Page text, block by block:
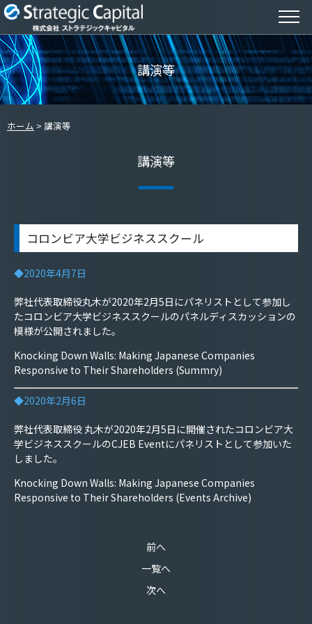
講演等
ホーム 講演等
講演等
コロンビア大学ビジネススクール
◆2020年4月7日
弊社代表取締役丸木が2020年2月5日にパネリストとして参加し
たコロンビア大学ビジネススクールのパネルディスカッションの
模様が公開されました。
Knocking Down Walls: Making Japanese Companies
Responsive to Their Shareholders (Summry)
◆2020年2月6日
弊社代表取締役 丸木が2020年2月5日に開催されたコロンビア大
学ビジネススクールのCJEB Eventにパネリストとして参加いた
しました。
Knocking Down Walls: Making Japanese Companies
Responsive to Their Shareholders (Events Archive)
前へ
一覧へ
次へ